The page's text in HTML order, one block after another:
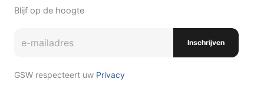
Blijf op de hoogte
Inschrijven
GSW respecteert uw Privacy